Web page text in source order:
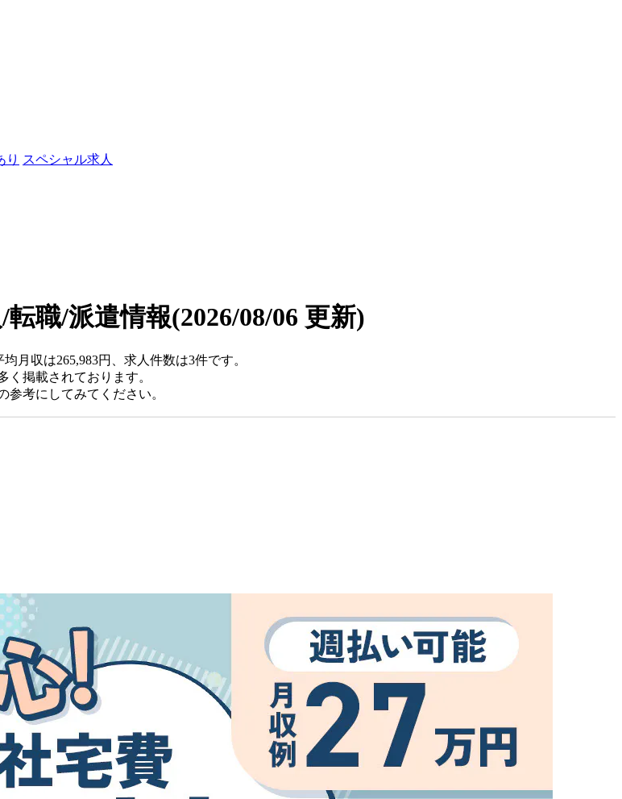
り スペシャル求人
職/派遣情報(2026/08/06 更新)
月収は265,983円、求人件数は3件です。
掲載されております。
考にしてみてください。